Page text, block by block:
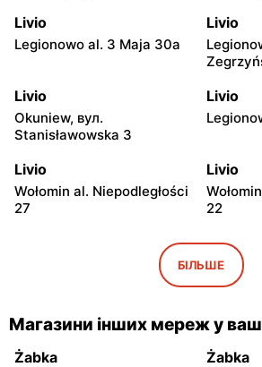
Livio
Legionowo al. 3 Maja 30a
Livio
Livio
Okuniew, вул.
Stanisławowska 3
Livio
Livio
Wołomin al. Niepodległości
27
Livio
22
Otwock, вул. Warszawska
Livio
Otwock,
Livio
Jadowska 14B
Livio
БІЛЬШЕ
Магазини інших мереж у
Żabka Żabka